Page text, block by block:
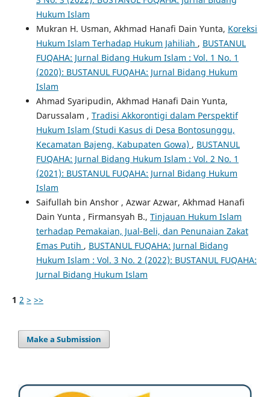
Hukum Islam
Mukran H. Usman, Akhmad Hanafi Dain Yunta, Koreksi
Hukum Islam Terhadap Hukum Jahiliah , BUSTANUL
FUQAHA: Jurnal Bidang Hukum Islam : Vol. 1 No. 1
(2020): BUSTANUL FUQAHA: Jurnal Bidang Hukum
Islam
Ahmad Syaripudin, Akhmad Hanafi Dain Yunta,
Darussalam , Tradisi Akkorontigi dalam Perspektif
Hukum Islam (Studi Kasus di Desa Bontosunggu,
Kecamatan Bajeng, Kabupaten Gowa) , BUSTANUL
FUQAHA: Jurnal Bidang Hukum Islam : Vol. 2 No. 1
(2021): BUSTANUL FUQAHA: Jurnal Bidang Hukum
Islam
Saifullah bin Anshor , Azwar Azwar, Akhmad Hanafi
Dain Yunta , Firmansyah B., Tinjauan Hukum Islam
terhadap Pemakaian, Jual-Beli, dan Penunaian Zakat
Emas Putih , BUSTANUL FUQAHA: Jurnal Bidang
Hukum Islam : Vol. 3 No. 2 (2022): BUSTANUL FUQAHA:
Jurnal Bidang Hukum Islam
1 2 > >>
Make a Submission